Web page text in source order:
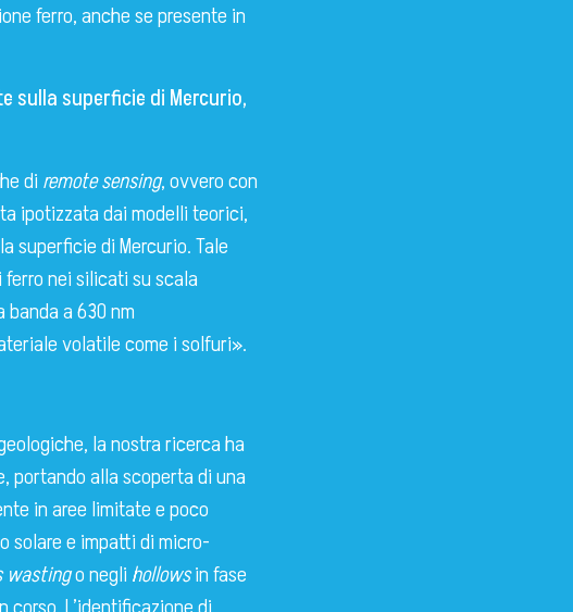
ferro, anche se presente in
sulla superficie di Mercurio,
di remote sensing, ovvero con
ipotizzata dai modelli teorici,
superficie di Mercurio. Tale
nei silicati su scala
a 630 nm
volatile come i solfuri».
la nostra ricerca ha
portando alla scoperta di una
in aree limitate e poco
solare e impatti di micro-
wastingo negli hollowsin fase